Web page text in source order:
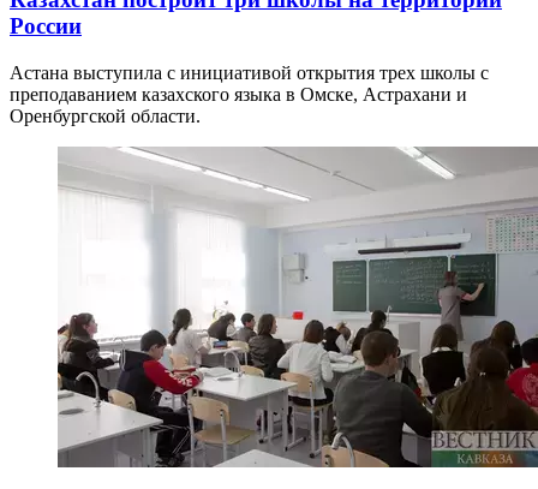
России
Астана выступила с инициативой открытия трех школы с
преподаванием казахского языка в Омске, Астрахани и
Оренбургской области.